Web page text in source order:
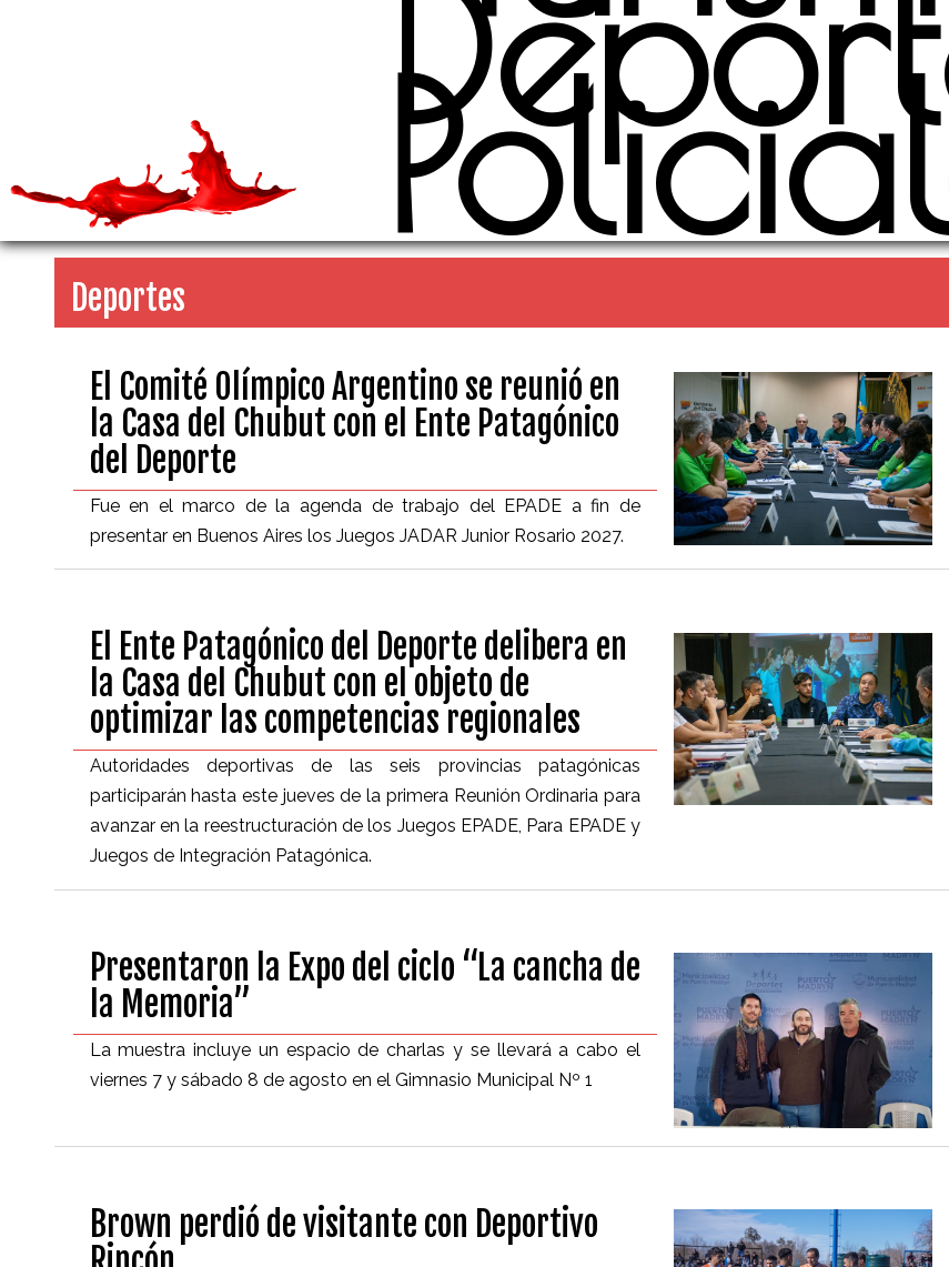
Deportes
El Comité Olímpico Argentino se reunió en
la Casa del Chubut con el Ente Patagónico
del Deporte
Fue en el marco de la agenda de trabajo del EPADE a fin de
presentar en Buenos Aires los Juegos JADAR Junior Rosario 2027.
El Ente Patagónico del Deporte delibera en
la Casa del Chubut con el objeto de
optimizar las competencias regionales
Autoridades deportivas de las seis provincias patagónicas
participarán hasta este jueves de la primera Reunión Ordinaria para
avanzar en la reestructuración de los Juegos EPADE, Para EPADE y
Juegos de Integración Patagónica.
Presentaron la Expo del ciclo “La cancha de
la Memoria”
La muestra incluye un espacio de charlas y se llevará a cabo el
viernes 7 y sábado 8 de agosto en el Gimnasio Municipal Nº 1
Brown perdió de visitante con Deportivo